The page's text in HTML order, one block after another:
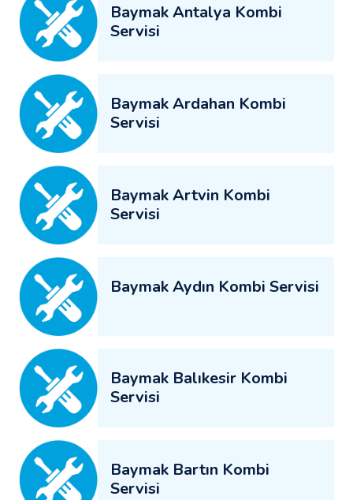
Baymak Antalya Kombi
Servisi
Baymak Ardahan Kombi
Servisi
Baymak Artvin Kombi
Servisi
Baymak Aydın Kombi Servisi
Baymak Balıkesir Kombi
Servisi
Baymak Bartın Kombi
Servisi